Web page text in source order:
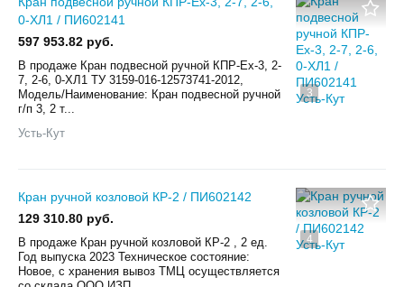
3
0-ХЛ1 / ПИ602141
597 953.82 руб.
В продаже Кран подвесной ручной КПР-Ех-3, 2-
7, 2-6, 0-ХЛ1 ТУ 3159-016-12573741-2012,
Модель/Наименование: Кран подвесной ручной
г/п 3, 2 т...
Усть-Кут
4
Кран ручной козловой КР-2 / ПИ602142
129 310.80 руб.
В продаже Кран ручной козловой КР-2 , 2 ед.
Год выпуска 2023 Техническое состояние:
Новое, с хранения вывоз ТМЦ осуществляется